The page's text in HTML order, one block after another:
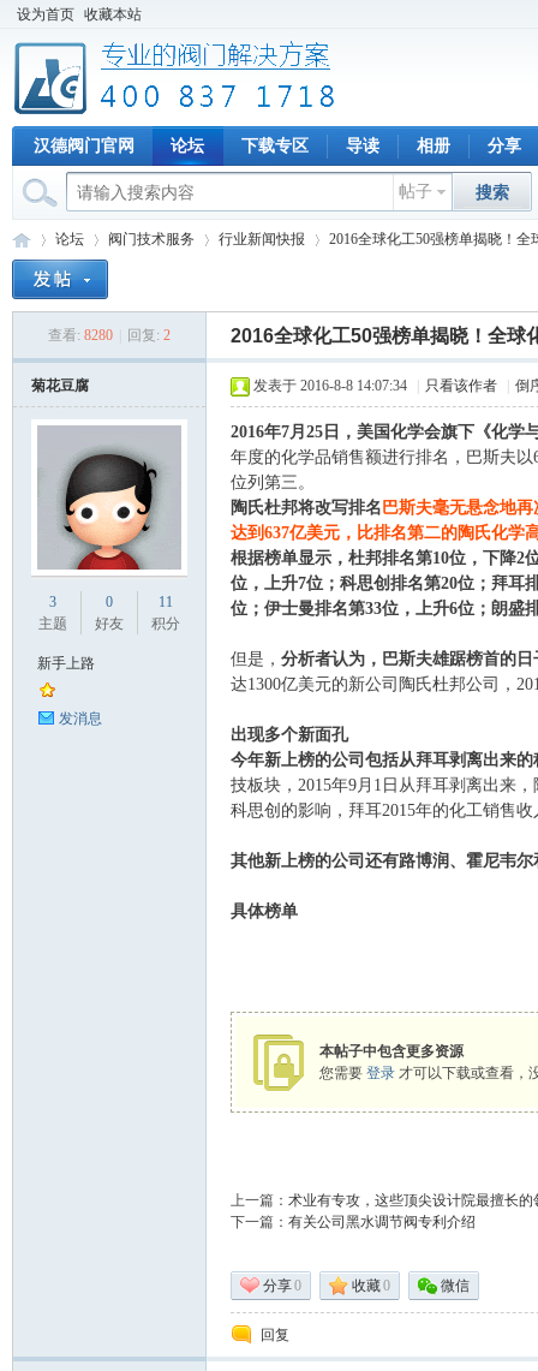
设为首页 收藏本站
汉德阀门官网 论坛 下载专区 导读 相册 分享
帖子 搜索
论坛
›
阀门技术服务 行业新闻快报
›
2016全球化工50强榜单揭晓！全
查看: 8280 回复: 2 2016全球化工50强榜单揭晓！全球
菊花豆腐
3
主题
0
好友
11
积分
新手上路
发消息
发表于 2016-8-8 14:07:34 只看该作者 倒
2016年7月25日，美国化学会旗下《化学
年度的化学品销售额进行排名，巴斯夫
位列第三。
陶氏杜邦将改写排名巴斯夫毫无悬念地
达到637亿美元，比排名第二的陶氏化学
根据榜单显示，杜邦排名第10位，下降2
位，上升7位；科思创排名第20位；拜耳
位；伊士曼排名第33位，上升6位；朗盛
但是， 分析者认为，巴斯夫雄踞榜首的
达1300亿美元的新公司陶氏杜邦公司，
出现多个新面孔
今年新上榜的公司包括从拜耳剥离出来的
技板块，2015年9月1日从拜耳剥离出来
科思创的影响，拜耳2015年的化工销售
其他新上榜的公司还有路博润、霍尼韦
具体榜单
本帖子中包含更多资源
您需要 登录 才可以下载或查看，
上一篇： 术业有专攻，这些顶尖设计院最擅长的
下一篇： 有关公司黑水调节阀专利介绍
分享0 收藏0 微信
回复